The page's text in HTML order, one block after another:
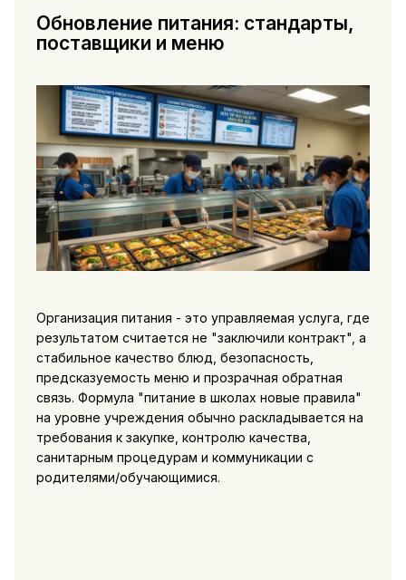
Обновление питания: стандарты,
поставщики и меню
Организация питания - это управляемая услуга, где
результатом считается не "заключили контракт", а
стабильное качество блюд, безопасность,
предсказуемость меню и прозрачная обратная
связь. Формула "питание в школах новые правила"
на уровне учреждения обычно раскладывается на
требования к закупке, контролю качества,
санитарным процедурам и коммуникации с
родителями/обучающимися.